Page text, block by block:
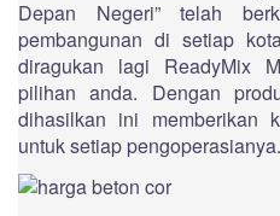
Depan Negeri” telah
pembangunan di setiap
diragukan lagi ReadyMix
pilihan anda. Dengan
dihasilkan ini memberikan
untuk setiap pengoperasianya.